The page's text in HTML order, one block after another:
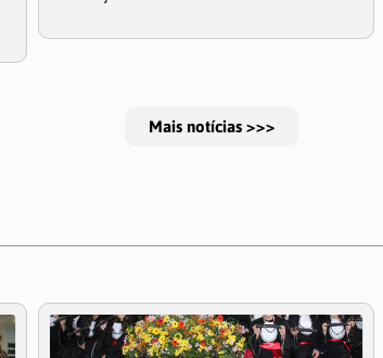
Mais notícias >>>